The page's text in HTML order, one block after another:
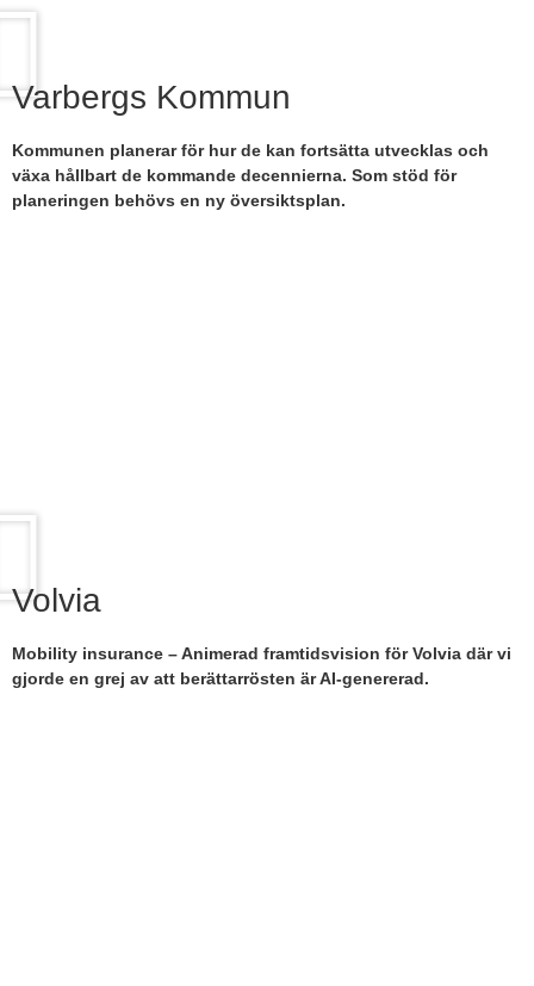
Varbergs Kommun
Kommunen planerar för hur de kan fortsätta utvecklas och
växa hållbart de kommande decennierna. Som stöd för
planeringen behövs en ny översiktsplan.
Volvia
Mobility insurance – Animerad framtidsvision för Volvia där vi
gjorde en grej av att berättarrösten är AI-genererad.